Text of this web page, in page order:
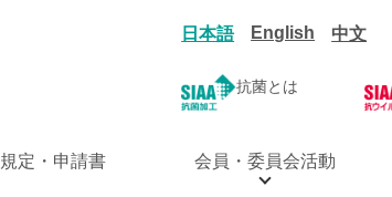
日本語 English 中文
抗菌とは
規定・申請書 会員・委員会活動